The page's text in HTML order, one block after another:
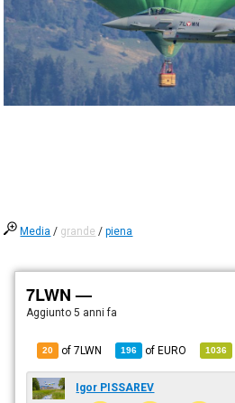
Media / grande /piena
7LWN —
Aggiunto5 anni fa
20 of 7LWN 196 ofEURO 1036
Igor PISSAREV